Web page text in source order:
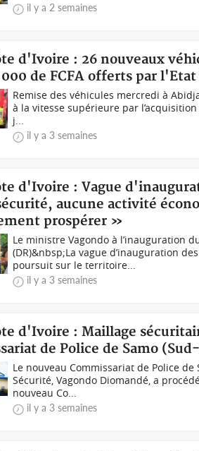
il y a 2 semaines
d'Ivoire : 26 nouveaux
de FCFA offerts par l'Etat
Remise des véhicules mercredi à
à la vitesse supérieure par
j...
il y a 3 semaines
d'Ivoire : Vague
aucune activité
prospérer »
Le ministre Vagondo à l’inauguration
(DR)&nbsp;La vague d’inauguration
poursuit sur le territoire...
il y a 3 semaines
d'Ivoire : Maillage
de Police de Samo
Le nouveau Commissariat de Police
Sécurité, Vagondo Diomandé, a
nouveau Co...
il y a 3 semaines